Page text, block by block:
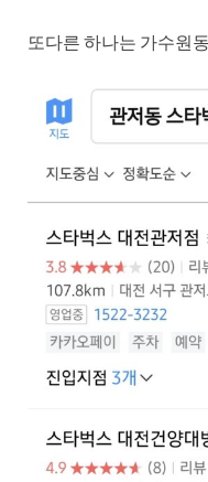
또다른 하나는 가수원